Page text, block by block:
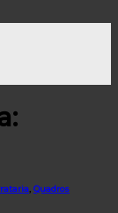
Quadros